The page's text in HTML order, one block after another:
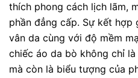
thích phong cách lịch lãm,
phần đẳng cấp. Sự kết hợp
vân da cùng với độ mềm
chiếc áo da bò không chỉ
mà còn là biểu tượng của